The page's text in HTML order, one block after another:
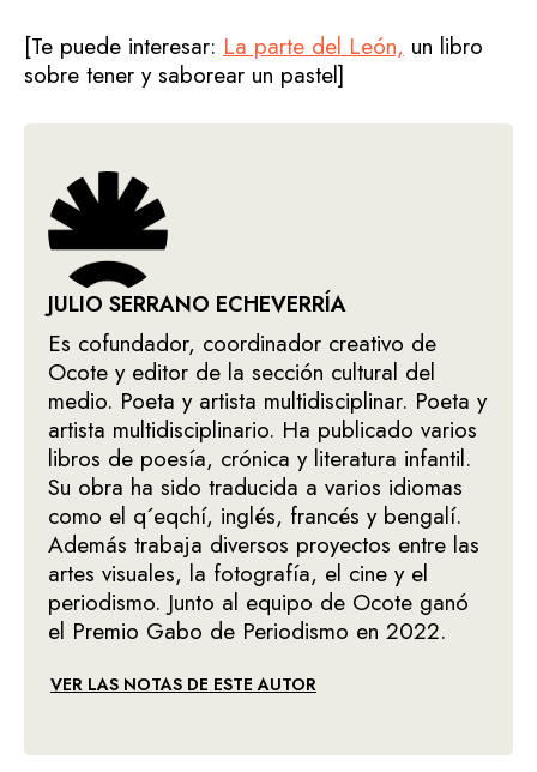
[Te puede interesar: La parte del León, un libro
sobre tener y saborear un pastel]
JULIO SERRANO ECHEVERRÍA
Es cofundador, coordinador creativo de
Ocote y editor de la sección cultural del
medio. Poeta y artista multidisciplinar. Poeta y
artista multidisciplinario. Ha publicado varios
libros de poesía, crónica y literatura infantil.
Su obra ha sido traducida a varios idiomas
como el q´eqchí, inglés, francés y bengalí.
Además trabaja diversos proyectos entre las
artes visuales, la fotografía, el cine y el
periodismo. Junto al equipo de Ocote ganó
el Premio Gabo de Periodismo en 2022.
VER LAS NOTAS DE ESTE AUTOR